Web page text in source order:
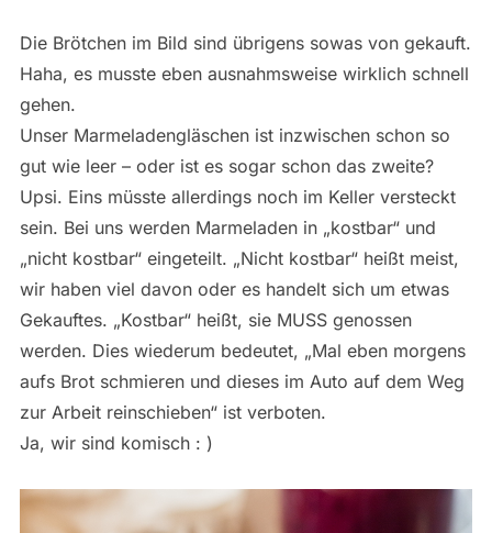
Die Brötchen im Bild sind übrigens sowas von gekauft.
Haha, es musste eben ausnahmsweise wirklich schnell
gehen.
Unser Marmeladengläschen ist inzwischen schon so
gut wie leer – oder ist es sogar schon das zweite?
Upsi. Eins müsste allerdings noch im Keller versteckt
sein. Bei uns werden Marmeladen in „kostbar“ und
„nicht kostbar“ eingeteilt. „Nicht kostbar“ heißt meist,
wir haben viel davon oder es handelt sich um etwas
Gekauftes. „Kostbar“ heißt, sie MUSS genossen
werden. Dies wiederum bedeutet, „Mal eben morgens
aufs Brot schmieren und dieses im Auto auf dem Weg
zur Arbeit reinschieben“ ist verboten.
Ja, wir sind komisch : )